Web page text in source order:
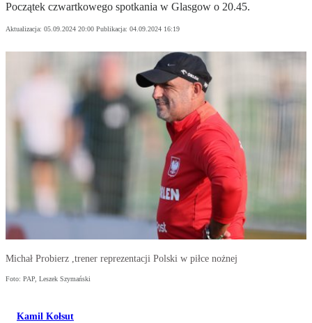
Początek czwartkowego spotkania w Glasgow o 20.45.
Aktualizacja: 05.09.2024 20:00 Publikacja: 04.09.2024 16:19
Michał Probierz ,trener reprezentacji Polski w piłce nożnej
Foto: PAP, Leszek Szymański
Kamil Kołsut